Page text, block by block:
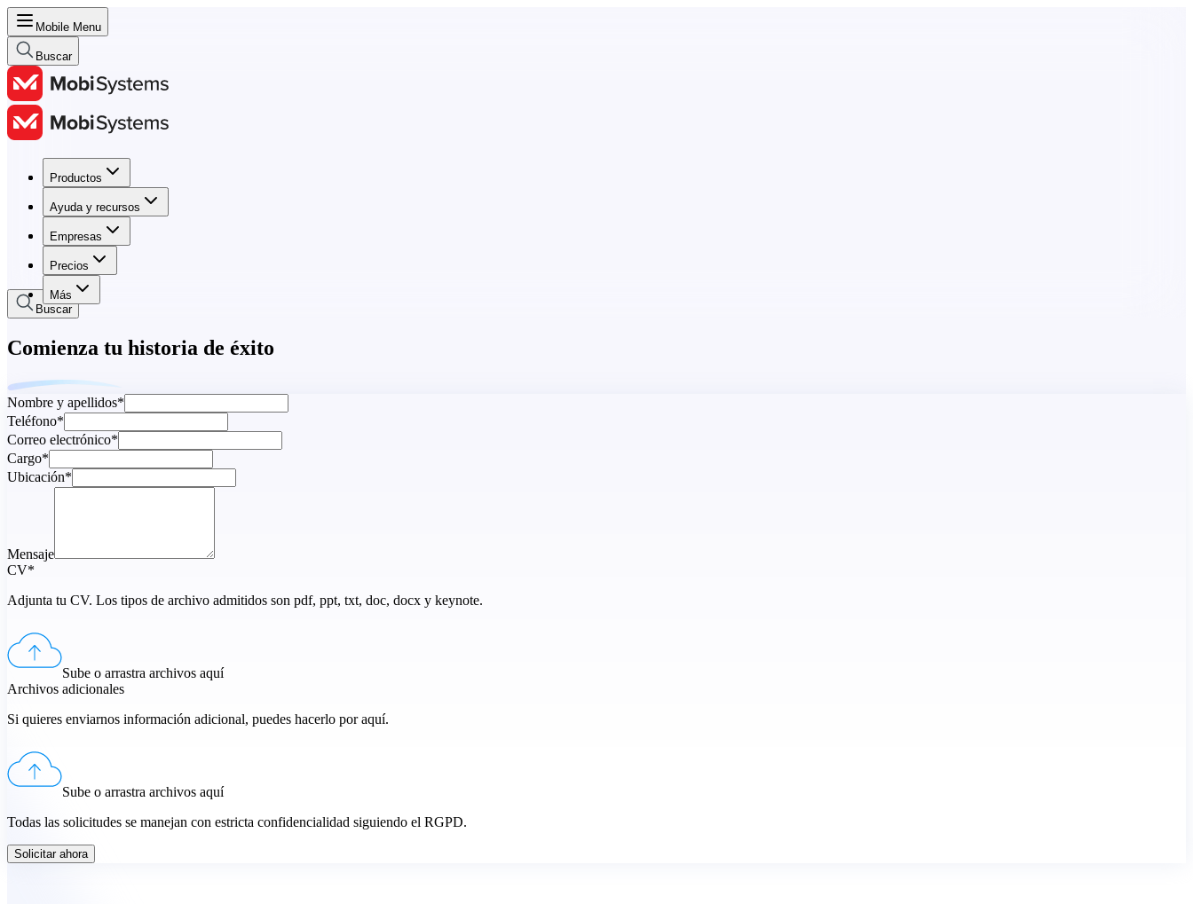
Mobile Menu
Buscar
Productos
Ayuda y recursos
Empresas
Precios
Más
Productos
Ayuda y recursos
Empresas
Precios
Buscar
Comienza tu historia de éxito
Nombre y apellidos*
Teléfono*
Correo electrónico*
Cargo*
Ubicación*
Mensaje
CV*
Adjunta tu CV. Los tipos de archivo admitidos son pdf, ppt, txt, doc, docx y keynote.
Sube o arrastra archivos aquí
Archivos adicionales
Si quieres enviarnos información adicional, puedes hacerlo por aquí.
Sube o arrastra archivos aquí
Todas las solicitudes se manejan con estricta confidencialidad siguiendo el RGPD.
Solicitar ahora